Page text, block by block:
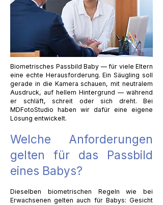
Biometrisches Passbild Baby — für viele Eltern
eine echte Herausforderung. Ein Säugling soll
gerade in die Kamera schauen, mit neutralem
Ausdruck, auf hellem Hintergrund — während
er schläft, schreit oder sich dreht. Bei
MDFotoStudio haben wir dafür eine eigene
Lösung entwickelt.
Welche Anforderungen
gelten für das Passbild
eines Babys?
Dieselben biometrischen Regeln wie bei
Erwachsenen gelten auch für Babys: Gesicht